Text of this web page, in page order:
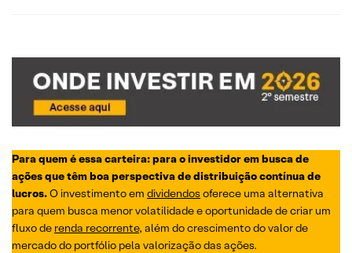
Para quem é essa carteira: para o investidor em busca de
ações que têm boa perspectiva de distribuição contínua de
lucros.O investimento em dividendos oferece uma alternativa
para quem busca menor volatilidade e oportunidade de criar um
fluxo de renda recorrente, além do crescimento do valor de
mercado do portfólio pela valorização das ações.